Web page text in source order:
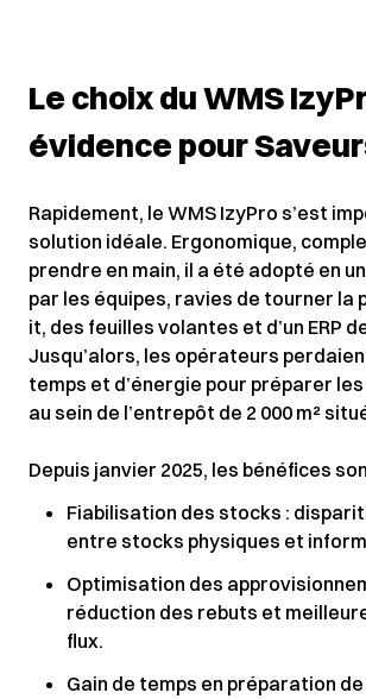
Le choix du WMS
évidence pour
Rapidement, le WMS IzyPro s’est
solution idéale. Ergonomique,
prendre en main, il a été adopté en
par les équipes, ravies de tourner la
it, des feuilles volantes et d’un ERP
Jusqu’alors, les opérateurs
temps et d’énergie pour préparer
au sein de l’entrepôt de 2 000 m²
Depuis janvier 2025, les bénéfices
Fiabilisation des stocks :
entre stocks physiques et
Optimisation des
réduction des rebuts et
flux.
Gain de temps en préparation